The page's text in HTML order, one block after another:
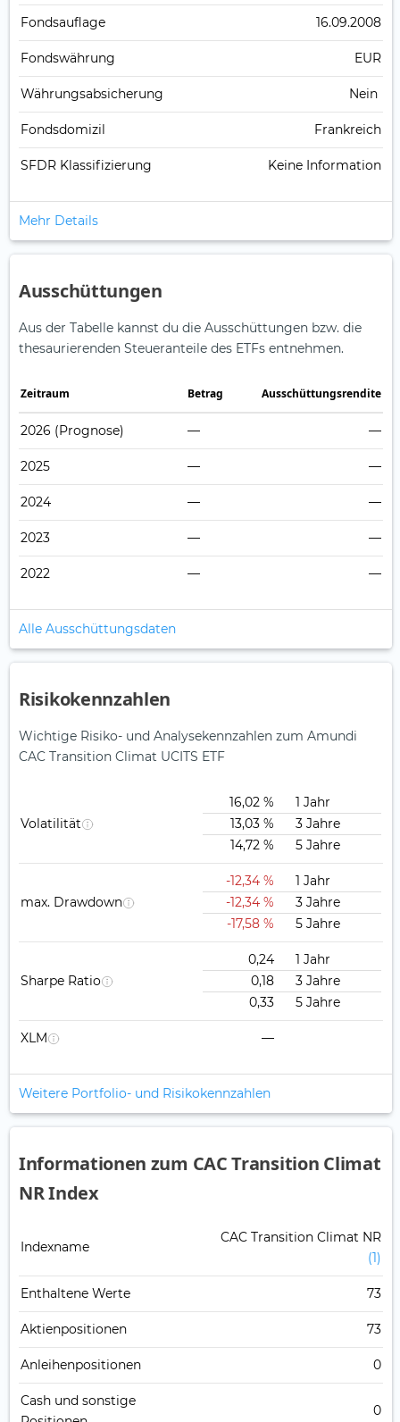
Fonds­auflage 16.09.2008
Fonds­währung EUR
Währungsabsicherung Nein
Fondsdomizil Frankreich
SFDR Klassifizierung Keine Information
Mehr Details
Ausschüttungen
Aus der Tabelle kannst du die Ausschüttungen bzw. die
thesaurierenden Steueranteile des ETFs entnehmen.
Zeitraum Betrag Ausschüttungsrendite
2026 (Prognose) — —
2025 — —
2024 — —
2023 — —
2022 — —
Alle Ausschüttungsdaten
Risikokennzahlen
Wichtige Risiko- und Analysekennzahlen zum Amundi
CAC Transition Climat UCITS ETF
Volatilität
16,02 %
1 Jahr
13,03 %
3 Jahre
14,72 %
5 Jahre
max. Drawdown
-12,34 %
1 Jahr
-12,34 %
3 Jahre
-17,58 %
5 Jahre
Sharpe Ratio
0,24
1 Jahr
0,18
3 Jahre
0,33
5 Jahre
XLM —
Weitere Portfolio- und Risikokennzahlen
Informationen zum CAC Transition Climat
NR Index
Indexname
CAC Transition Climat NR
(1)
Enthaltene Werte 73
Aktienpositionen 73
Anleihenpositionen 0
Cash und sonstige
0